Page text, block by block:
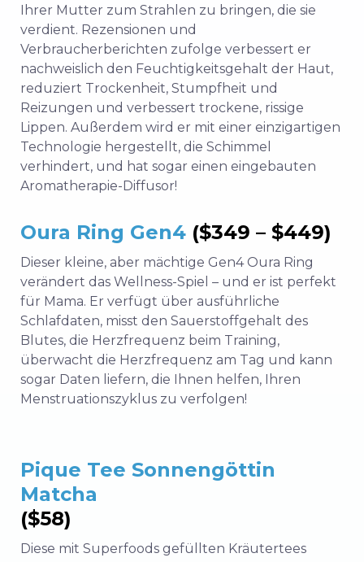
Ihrer Mutter zum Strahlen zu bringen, die sie
verdient. Rezensionen und
Verbraucherberichten zufolge verbessert er
nachweislich den Feuchtigkeitsgehalt der Haut,
reduziert Trockenheit, Stumpfheit und
Reizungen und verbessert trockene, rissige
Lippen. Außerdem wird er mit einer einzigartigen
Technologie hergestellt, die Schimmel
verhindert, und hat sogar einen eingebauten
Aromatherapie-Diffusor!
Oura Ring Gen4 ($349 – $449)
Dieser kleine, aber mächtige Gen4 Oura Ring
verändert das Wellness-Spiel – und er ist perfekt
für Mama. Er verfügt über ausführliche
Schlafdaten, misst den Sauerstoffgehalt des
Blutes, die Herzfrequenz beim Training,
überwacht die Herzfrequenz am Tag und kann
sogar Daten liefern, die Ihnen helfen, Ihren
Menstruationszyklus zu verfolgen!
Pique Tee Sonnengöttin
Matcha
($58)
Diese mit Superfoods gefüllten Kräutertees